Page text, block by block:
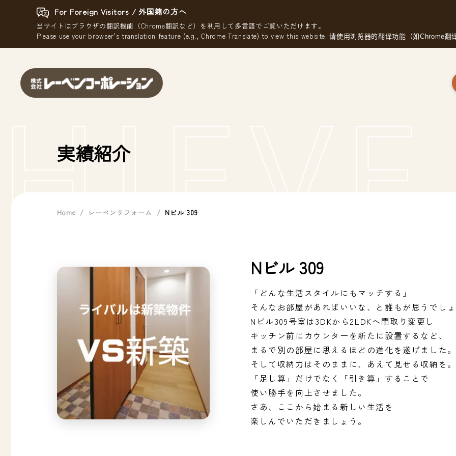
For Foreign Visitors / 外国籍の方へ
当サイトはブラウザの翻訳機能（Chrome翻訳など）を利用して多言語でご覧いただけます。
Please use your browser's translation feature (e.g., Chrome Translate) to view this website. 请使用浏览器的翻译功能（如Chrome翻
実績紹介
Home レーベンリフォーム Nビル 309
Nビル 309
「どんな生活スタイルにもマッチする」
そんなお部屋があればいいな、と誰もが思うでしょ
Nビル309号室は3DKから2LDKへ間取り変更し
キッチン前にカウンターを新たに設置するなど、
まるで別の部屋に思えるほどの進化を遂げました。
そして収納力はそのままに、あえて見せる収納を。
「足し算」だけでなく「引き算」することで
使い勝手を向上させました。
さあ、ここから始まる新しい生活を
楽しんでいただきましょう。